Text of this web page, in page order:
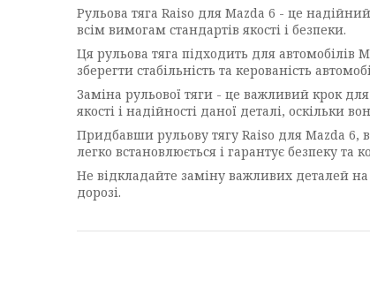
Рульова тяга Raiso для Mazda 6 - це
всім вимогам стандартів якості і безпеки.
Ця рульова тяга підходить для автомобілів
зберегти стабільність та керованість
Заміна рульової тяги - це важливий крок
якості і надійності даної деталі, оскільки
Придбавши рульову тягу Raiso для Mazda 6,
легко встановлюється і гарантує безпеку та
Не відкладайте заміну важливих деталей на
дорозі.